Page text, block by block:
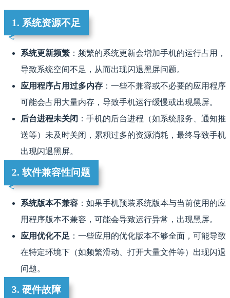
1. 系统资源不足
系统更新频繁 ：频繁的系统更新会增加手机的运行占用，
导致系统空间不足，从而出现闪退黑屏问题。
应用程序占用过多内存 ：一些不兼容或不必要的应用程序
可能会占用大量内存，导致手机运行缓慢或出现黑屏。
后台进程未关闭 ：手机的后台进程（如系统服务、通知推
送等）未及时关闭，累积过多的资源消耗，最终导致手机
出现闪退黑屏。
2. 软件兼容性问题
系统版本不兼容 ：如果手机预装系统版本与当前使用的应
用程序版本不兼容，可能会导致运行异常，出现黑屏。
应用优化不足 ：一些应用的优化版本不够全面，可能导致
在特定环境下（如频繁滑动、打开大量文件等）出现闪退
问题。
3. 硬件故障